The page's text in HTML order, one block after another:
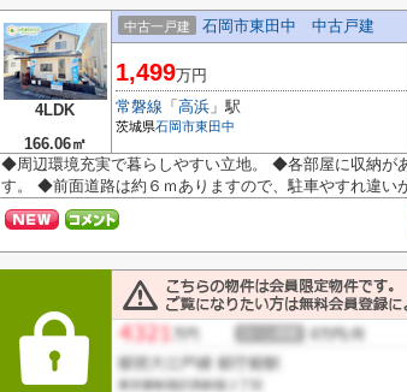
4LDK
166.06㎡
中古一戸建 石岡市東田中 中古戸建
1,499万円
常磐線 「 高浜 」駅
茨城県石岡市東田中
◆周辺環境充実で暮らしやすい立地。 ◆各部屋に収納が
す。 ◆前面道路は約６ｍありますので、駐車やすれ違い